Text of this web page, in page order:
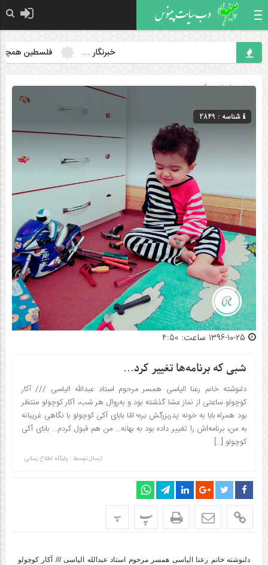
خبرنگار … فلسطین همچنان
صفحه اصلی» گروه »دینی
شناسه : 2849
شبی که برنامه‌ها تغییر کرد…
دلنوشته خانم رعنا الیاسی همسر مرحوم استاد عبدالله الیاسی /// آکار
کوچولو ساعتی از نماز عشا گذشته بود و به‌روال هر شب، آکار کوچولو منتظر
بود همراه بابا به خونه پدربزرگش بره؛ امّا بابای آکی کوچولو با نگاهی غریبانه
به من، برنامه‌اش را تغییر داده بود به بهانه… من هم قبول کردم… بابای آکی
کوچولو […]
ارسال توسط : پایگاه اطلاع رسانی
پ پ
دلنوشته خانم رعنا الیاسی همسر مرحوم استاد عبدالله الیاسی /// آکار کوچولو